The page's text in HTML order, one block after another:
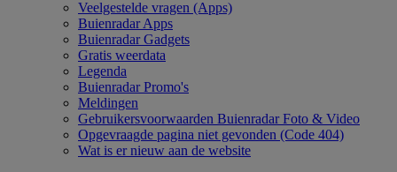
Veelgestelde vragen (Apps)
Buienradar Apps
Buienradar Gadgets
Gratis weerdata
Legenda
Buienradar Promo's
Meldingen
Gebruikersvoorwaarden Buienradar Foto & Video
Opgevraagde pagina niet gevonden (Code 404)
Wat is er nieuw aan de website